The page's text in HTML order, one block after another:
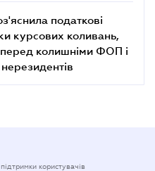
податкові
курсових коливань,
перед колишніми ФОП і
користувачів